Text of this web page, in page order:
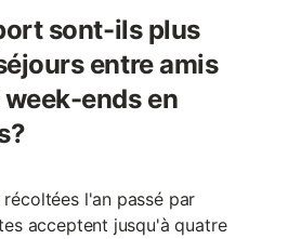
sont-ils plus
entre amis
ends en
l'an passé par
acceptent jusqu'à quatre